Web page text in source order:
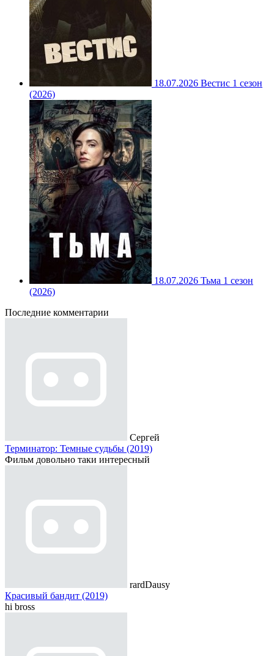
18.07.2026 Вестис 1 сезон
(2026)
18.07.2026 Тьма 1 сезон
(2026)
Последние комментарии
Сергей
Терминатор: Темные судьбы (2019)
Фильм довольно таки интересный
rardDausy
Красивый бандит (2019)
hi bross